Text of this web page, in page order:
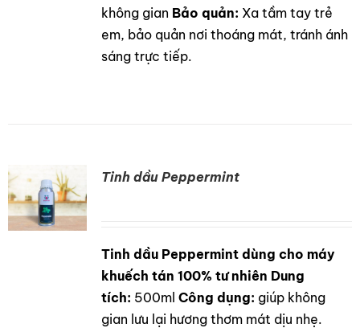
không gian Bảo quản: Xa tầm tay trẻ
em, bảo quản nơi thoáng mát, tránh ánh
sáng trực tiếp.
Tinh dầu Peppermint
Tinh dầu Peppermint dùng cho máy
khuếch tán 100% tư nhiên Dung
tích: 500ml Công dụng: giúp không
gian lưu lại hương thơm mát dịu nhẹ.